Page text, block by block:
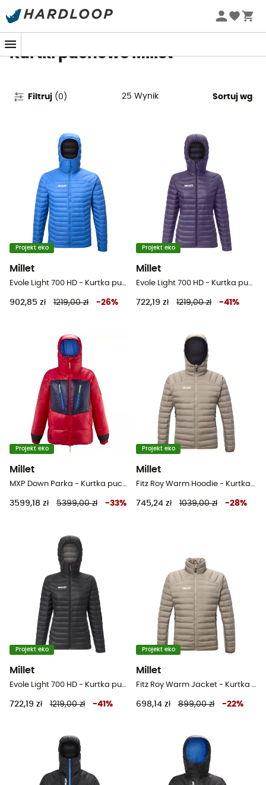
Letnie promocje 🔥 -5% DODATKOWO przy zakupie 2
Kurtki puchowe Millet
Filtruj (0 ) 25 Wynik Sortuj wg
Projekt eko
Millet
Evole Light 700 HD - Kurtka puchowa meski
902,85 zł 1219,00 zł -26%
Projekt eko
Millet
Evole Light 700 HD - Kurtka puchowa damski
722,19 zł 1219,00 zł -41 %
Projekt eko
Millet
MXP Down Parka - Kurtka puchowa meski
3599,18 zł 5399,00 zł -33%
Projekt eko
Millet
Fitz Roy Warm Hoodie - Kurtka puchowa meski
745,24 zł 1039,00 zł -28%
Projekt eko
Millet
Evole Light 700 HD - Kurtka puchowa damski
722,19 zł 1219,00 zł -41 %
Projekt eko
Millet
Fitz Roy Warm Jacket - Kurtka męski
698,14 zł 899,00 zł -22%